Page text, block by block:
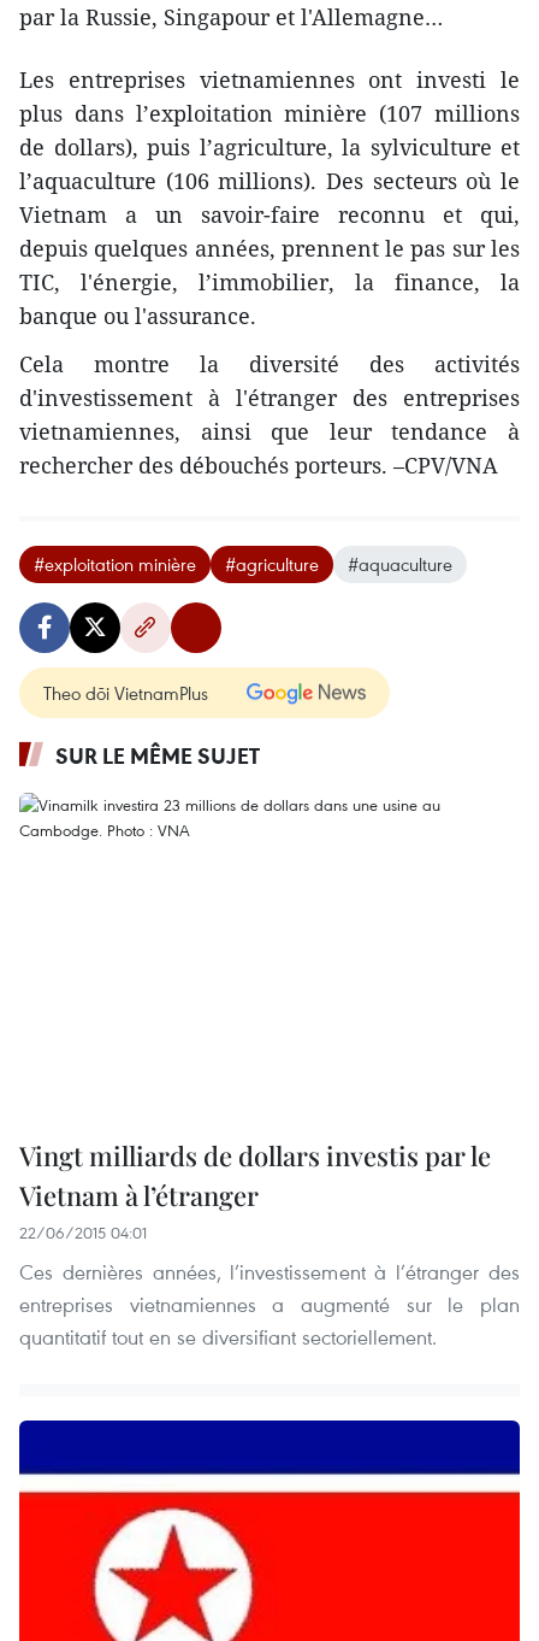
par la Russie, Singapour et l'Allemagne…
Les entreprises vietnamiennes ont investi le
plus dans l’exploitation minière (107 millions
de dollars), puis l’agriculture, la sylviculture et
l’aquaculture (106 millions). Des secteurs où le
Vietnam a un savoir-faire reconnu et qui,
depuis quelques années, prennent le pas sur les
TIC, l'énergie, l’immobilier, la finance, la
banque ou l'assurance.
Cela montre la diversité des activités
d'investissement à l'étranger des entreprises
vietnamiennes, ainsi que leur tendance à
rechercher des débouchés porteurs. –CPV/VNA
#exploitation minière #agriculture #aquaculture
Theo dõi VietnamPlus
SUR LE MÊME SUJET
Vingt milliards de dollars investis par le
Vietnam à l’étranger
22/06/2015 04:01
Ces dernières années, l’investissement à l’étranger des
entreprises vietnamiennes a augmenté sur le plan
quantitatif tout en se diversifiant sectoriellement.